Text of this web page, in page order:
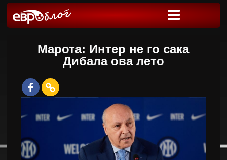
Марота: Интер не го сака
Дибала ова лето